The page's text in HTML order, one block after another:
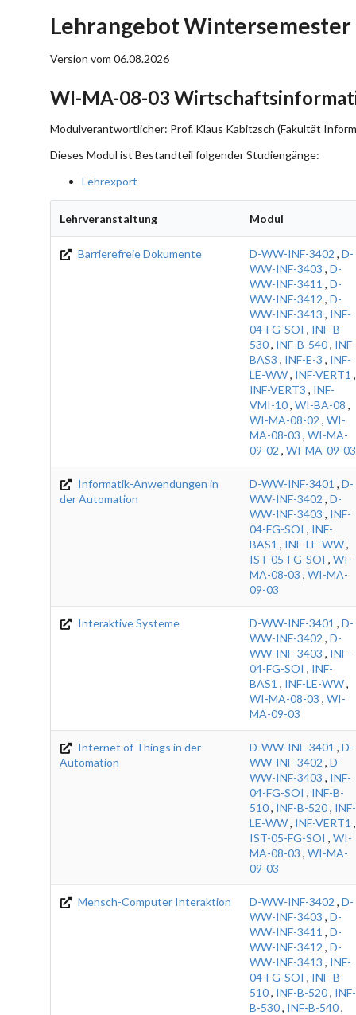
Lehrangebot
Version vom 06.08.2026
WI-MA-08-03
Modulverantwortlicher: Prof. Klaus Kabitzsch (Fakultät
Dieses Modul ist Bestandteil folgender Studiengänge:
Lehrexport
Lehrveranstaltung Modul
Barrierefreie Dokumente D-WW-INF-3402 , D-
WW-INF-3403 , D-
WW-INF-3411 , D-
WW-INF-3412 , D-
WW-INF-3413 , INF-
04-FG-SOI , INF-B-
530, INF-B-540, INF-
BAS3 , INF-E-3 , INF-
LE-WW, INF-VERT1 ,
INF-VERT3 , INF-
VMI-10, WI-BA-08 ,
WI-MA-08-02 , WI-
MA-08-03 , WI-MA-
09-02 , WI-MA-09-03
Informatik-Anwendungen in
der Automation
D-WW-INF-3401 , D-
WW-INF-3402 , D-
WW-INF-3403 , INF-
04-FG-SOI , INF-
BAS1 , INF-LE-WW,
IST-05-FG-SOI , WI-
MA-08-03 , WI-MA-
09-03
Interaktive Systeme D-WW-INF-3401 , D-
WW-INF-3402 , D-
WW-INF-3403 , INF-
04-FG-SOI , INF-
BAS1 , INF-LE-WW,
WI-MA-08-03 , WI-
MA-09-03
Internet of Things in der
Automation
D-WW-INF-3401 , D-
WW-INF-3402 , D-
WW-INF-3403 , INF-
04-FG-SOI , INF-B-
510, INF-B-520, INF-
LE-WW, INF-VERT1 ,
IST-05-FG-SOI , WI-
MA-08-03 , WI-MA-
09-03
Mensch-Computer Interaktion D-WW-INF-3402 , D-
WW-INF-3403 , D-
WW-INF-3411 , D-
WW-INF-3412 , D-
WW-INF-3413 , INF-
04-FG-SOI , INF-B-
510, INF-B-520, INF-
B-530, INF-B-540,